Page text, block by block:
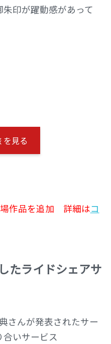
印が躍動感があって
を見る
作品を追加 詳細はコ
たライドシェアサ
さんが発表されたサー
いサービス